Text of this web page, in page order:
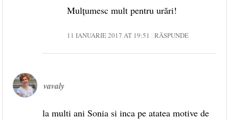
Mulțumesc mult pentru urări!
11 IANUARIE 2017 AT 19:51 RĂSPUNDE
vavaly
la multi ani Sonia si inca pe atatea motive de